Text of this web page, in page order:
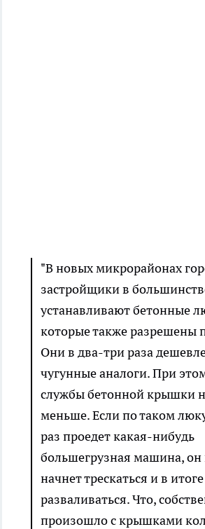
"В новых микрорайонах
застройщики в
устанавливают бетонные
которые также разрешены
Они в два-три раза
чугунные аналоги. При
службы бетонной крышки
меньше. Если по таком
раз проедет какая-нибудь
большегрузная машина, он
начнет трескаться и в итоге
разваливаться. Что,
произошло с крышками